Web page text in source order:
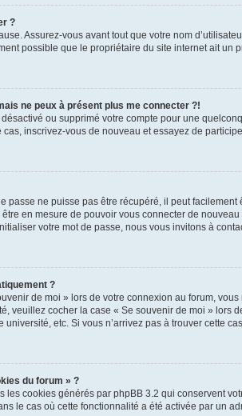
?
Assurez-vous avant tout que votre nom
possible que le propriétaire du site internet ait un
ne peux à présent plus me connecter ?!
ou supprimé votre compte pour une
inscrivez-vous de nouveau et essayez de
passe ne puisse pas être récupéré, il peut
en mesure de pouvoir vous connecter de nouveau
votre mot de passe, nous vous invitons à
?
de moi » lors de votre connexion au forum,
veuillez cocher la case « Se souvenir de moi »
etc. Si vous n’arrivez pas à trouver cette
du forum » ?
les cookies générés par phpBB 3.2 qui conservent
le cas où cette fonctionnalité a été activée par un